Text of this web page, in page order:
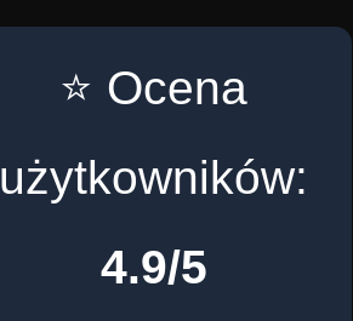
⭐ Ocena
użytkowników:
4.9/5